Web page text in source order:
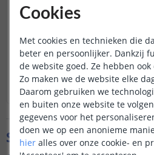
OP VOORRAAD 12,
IN WINKELWAGEN
Specificaties
Cookies
Met cookies en technieken die
beter en persoonlijker. Dankzij
de website goed. Ze hebben
Zo maken we de website elke
Daarom gebruiken we
en buiten onze website te
gegevens voor het
doen we op een anonieme
hier alles over onze cookie- en